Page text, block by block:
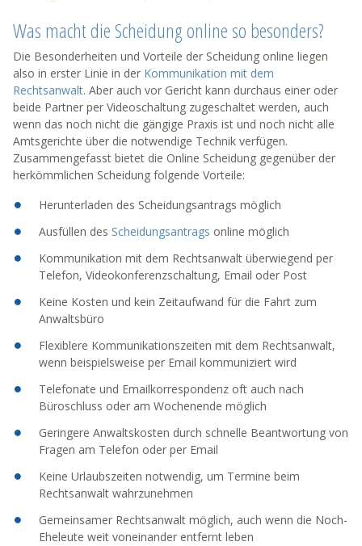
Was macht die Scheidung online so besonders?
Die Besonderheiten und Vorteile der Scheidung online liegen
also in erster Linie in der Kommunikation mit dem
Rechtsanwalt. Aber auch vor Gericht kann durchaus einer oder
beide Partner per Videoschaltung zugeschaltet werden, auch
wenn das noch nicht die gängige Praxis ist und noch nicht alle
Amtsgerichte über die notwendige Technik verfügen.
Zusammengefasst bietet die Online Scheidung gegenüber der
herkömmlichen Scheidung folgende Vorteile:
Herunterladen des Scheidungsantrags möglich
Ausfüllen des Scheidungsantrags online möglich
Kommunikation mit dem Rechtsanwalt überwiegend per
Telefon, Videokonferenzschaltung, Email oder Post
Keine Kosten und kein Zeitaufwand für die Fahrt zum
Anwaltsbüro
Flexiblere Kommunikationszeiten mit dem Rechtsanwalt,
wenn beispielsweise per Email kommuniziert wird
Telefonate und Emailkorrespondenz oft auch nach
Büroschluss oder am Wochenende möglich
Geringere Anwaltskosten durch schnelle Beantwortung von
Fragen am Telefon oder per Email
Keine Urlaubszeiten notwendig, um Termine beim
Rechtsanwalt wahrzunehmen
Gemeinsamer Rechtsanwalt möglich, auch wenn die Noch-
Eheleute weit voneinander entfernt leben